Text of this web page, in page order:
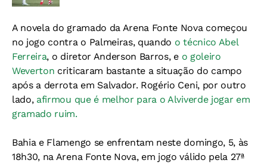
A novela do gramado da Arena Fonte Nova começou
no jogo contra o Palmeiras, quando o técnico Abel
Ferreira, o diretor Anderson Barros, e o goleiro
Weverton criticaram bastante a situação do campo
após a derrota em Salvador. Rogério Ceni, por outro
lado, afirmou que é melhor para o Alviverde jogar em
gramado ruim.
Bahia e Flamengo se enfrentam neste domingo, 5, às
18h30, na Arena Fonte Nova, em jogo válido pela 27ª